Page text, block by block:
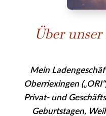
Über
Mein
Oberriexingen
Privat- und
Geburtstagen,